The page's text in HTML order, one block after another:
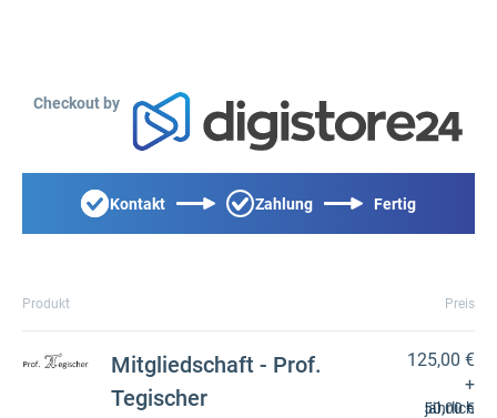
Checkout by
Kontakt Zahlung Fertig
Produkt Preis
Mitgliedschaft - Prof.
Tegischer
125,00 €
+
50,00 €
jährlich